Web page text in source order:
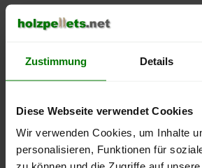
Zustimmung Details
Diese Webseite verwendet Cookies
Wir verwenden Cookies, um Inhalte
personalisieren, Funktionen für
300 €
450 €
500 €